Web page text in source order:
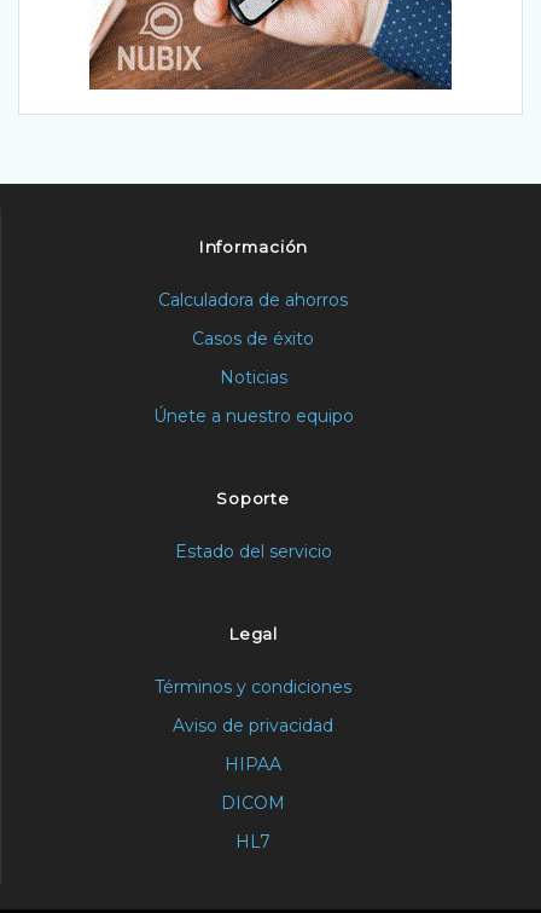
Información
Calculadora de ahorros
Casos de éxito
Noticias
Únete a nuestro equipo
Soporte
Estado del servicio
Legal
Términos y condiciones
Aviso de privacidad
HIPAA
DICOM
HL7